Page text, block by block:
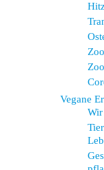
Vegane
Wir